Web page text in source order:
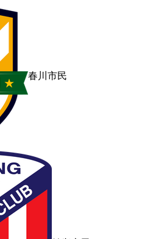
春川市民